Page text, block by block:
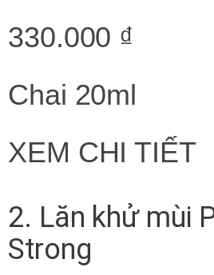
330.000 ₫
Chai 20ml
XEM CHI TIẾT
2. Lăn khử mùi
Strong